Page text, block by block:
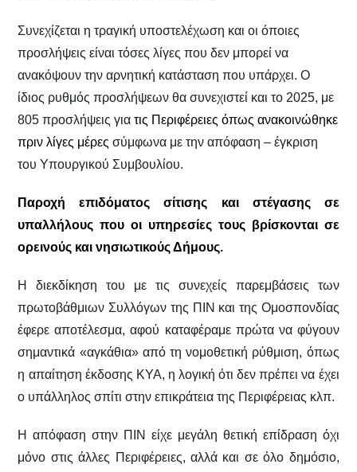
Συνεχίζεται η τραγική υποστελέχωση και οι όποιες
προσλήψεις είναι τόσες λίγες που δεν μπορεί να
ανακόψουν την αρνητική κατάσταση που υπάρχει. Ο
ίδιος ρυθμός προσλήψεων θα συνεχιστεί και το 2025, με
805 προσλήψεις γιατις Περιφέρειες όπως ανακοινώθηκε
πριν λίγες μέρεςσύμφωνα με την απόφαση – έγκριση
του Υπουργικού Συμβουλίου.
Παροχή επιδόματος σίτισης και στέγασης σε
υπαλλήλους που οι υπηρεσίες τους βρίσκονται σε
ορεινούς και νησιωτικούς Δήμους.
Η διεκδίκηση του με τις συνεχείς παρεμβάσεις των
πρωτοβάθμιων Συλλόγων της ΠΙΝ και της Ομοσπονδίας
έφερε αποτέλεσμα, αφού καταφέραμε πρώτα να φύγουν
σημαντικά «αγκάθια» από τη νομοθετική ρύθμιση, όπως
η απαίτηση έκδοσης ΚΥΑ, η λογική ότι δεν πρέπει να έχει
ο υπάλληλος σπίτι στην επικράτεια της Περιφέρειας κλπ.
Η απόφαση στην ΠΙΝ είχε μεγάλη θετική επίδραση όχι
μόνο στις άλλες Περιφέρειες, αλλά και σε όλο δημόσιο,